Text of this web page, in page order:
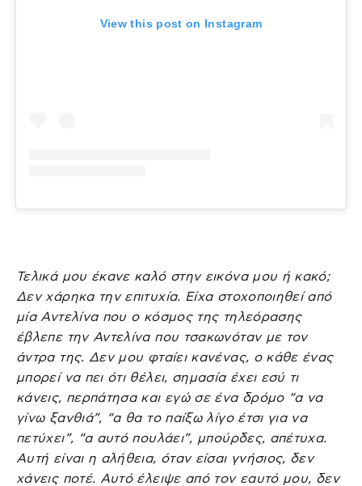
View this post on Instagram
Τελικά μου έκανε καλό στην εικόνα μου ή κακό;
Δεν χάρηκα την επιτυχία. Είχα στοχοποιηθεί από
μία Αντελίνα που ο κόσμος της τηλεόρασης
έβλεπε την Αντελίνα που τσακωνόταν με τον
άντρα της. Δεν μου φταίει κανένας, ο κάθε ένας
μπορεί να πει ότι θέλει, σημασία έχει εσύ τι
κάνεις, περπάτησα και εγώ σε ένα δρόμο “α να
γίνω ξανθιά”, “α θα το παίξω λίγο έτσι για να
πετύχει”, “α αυτό πουλάει”, μπούρδες, απέτυχα.
Αυτή είναι η αλήθεια, όταν είσαι γνήσιος, δεν
χάνεις ποτέ. Αυτό έλειψε από τον εαυτό μου, δεν